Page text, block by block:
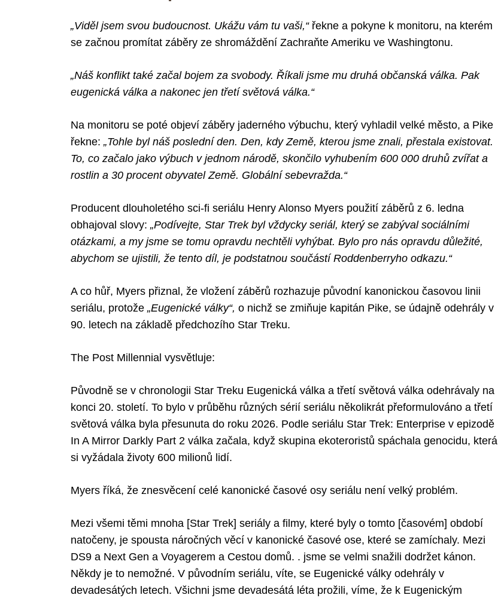
„Viděl jsem svou budoucnost. Ukážu vám tu vaši,“řekne a pokyne k monitoru, na kterém
se začnou promítat záběry ze shromáždění Zachraňte Ameriku ve Washingtonu.
„Náš konflikt také začal bojem za svobody. Říkali jsme mu druhá občanská válka. Pak
eugenická válka a nakonec jen třetí světová válka.“
Na monitoru se poté objeví záběry jaderného výbuchu, který vyhladil velké město, a Pike
řekne: „Tohle byl náš poslední den. Den, kdy Země, kterou jsme znali, přestala existovat.
To, co začalo jako výbuch v jednom národě, skončilo vyhubením 600 000 druhů zvířat a
rostlin a 30 procent obyvatel Země. Globální sebevražda.“
Producent dlouholetého sci-fi seriálu Henry Alonso Myers použití záběrů z 6. ledna
obhajoval slovy: „Podívejte, Star Trek byl vždycky seriál, který se zabýval sociálními
otázkami, a my jsme se tomu opravdu nechtěli vyhýbat. Bylo pro nás opravdu důležité,
abychom se ujistili, že tento díl, je podstatnou součástí Roddenberryho odkazu.“
A co hůř, Myers přiznal, že vložení záběrů rozhazuje původní kanonickou časovou linii
seriálu, protože „Eugenické války“, o nichž se zmiňuje kapitán Pike, se údajně odehrály v
90. letech na základě předchozího Star Treku.
The Post Millennial vysvětluje:
Původně se v chronologii Star Treku Eugenická válka a třetí světová válka odehrávaly na
konci 20. století. To bylo v průběhu různých sérií seriálu několikrát přeformulováno a třetí
světová válka byla přesunuta do roku 2026. Podle seriálu Star Trek: Enterprise v epizodě
In A Mirror Darkly Part 2 válka začala, když skupina ekoteroristů spáchala genocidu, která
si vyžádala životy 600 milionů lidí.
Myers říká, že znesvěcení celé kanonické časové osy seriálu není velký problém.
Mezi všemi těmi mnoha [Star Trek] seriály a filmy, které byly o tomto [časovém] období
natočeny, je spousta náročných věcí v kanonické časové ose, které se zamíchaly. Mezi
DS9 a Next Gen a Voyagerem a Cestou domů. . jsme se velmi snažili dodržet kánon.
Někdy je to nemožné. V původním seriálu, víte, se Eugenické války odehrály v
devadesátých letech. Všichni jsme devadesátá léta prožili, víme, že k Eugenickým
for: